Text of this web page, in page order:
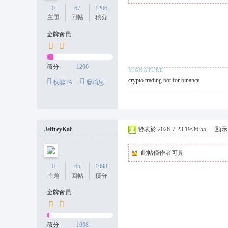
0
主題
67
回帖
1206
積分
金牌會員
積分 1206
收聽TA 發消息 crypto trading bot for binance
JeffreyKaf
0
主題
65
回帖
1098
積分
金牌會員
積分 1098
發表於 2026-7-23 19:36:55 顯
此帖僅作者可見